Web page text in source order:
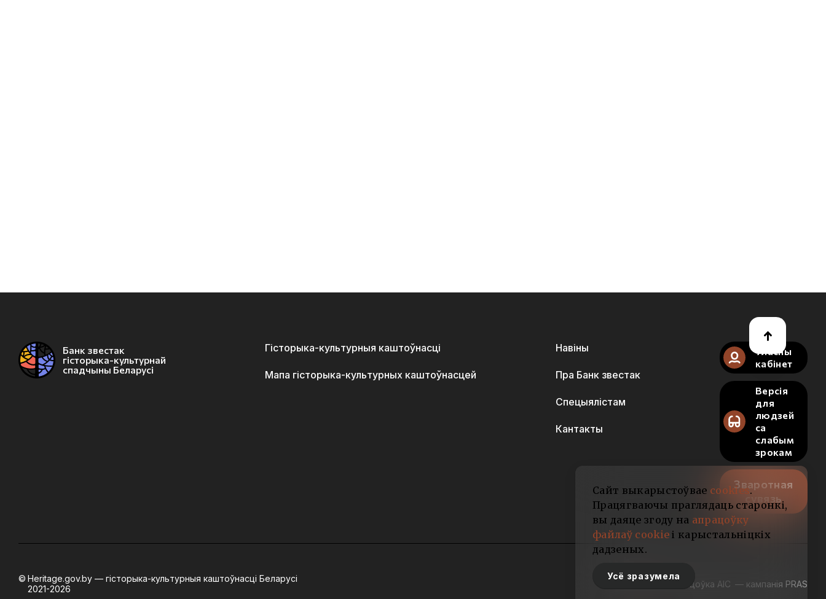
Банк звестак
гісторыка-культурнай
спадчыны Беларусі
Гісторыка-культурныя каштоўнасці
Мапа гісторыка-культурных каштоўнасцей
Навіны
Пра Банк звестак
Спецыялістам
Кантакты
Уласны
кабінет
Версія
для
людзей
са
слабым
зрокам
Зваротная
сувязь
Heritage.gov.by — гісторыка-культурныя каштоўнасці Беларусі
2021-2026
Распрацоўка АІС — кампанія PRAS
Сайт выкарыстоўвае cookies.
Працягваючы праглядаць старонкі,
вы даяце згоду на апрацоўку
файлаў cookie і карыстальніцкіх
дадзеных.
Усё зразумела